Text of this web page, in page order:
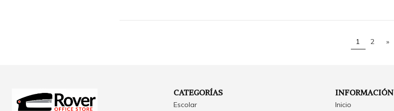
1 2 »
CATEGORÍAS
Escolar
INFORMACIÓN
Inicio